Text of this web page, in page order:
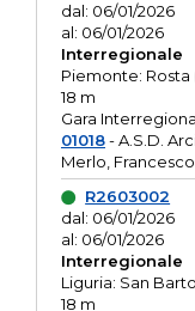
dal: 06/01/2026
al: 06/01/2026
Interregionale
Piemonte: Rosta
18 m
Gara
01018- A.S.D.
Merlo, Francesco
R2603002
dal: 06/01/2026
al: 06/01/2026
Interregionale
Liguria: San
18 m